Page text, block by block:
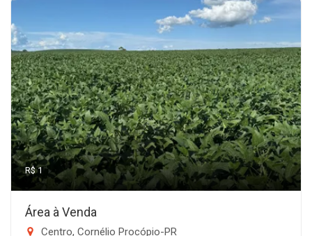
R$ 1
Área à Venda
Centro, Cornélio Procópio-PR